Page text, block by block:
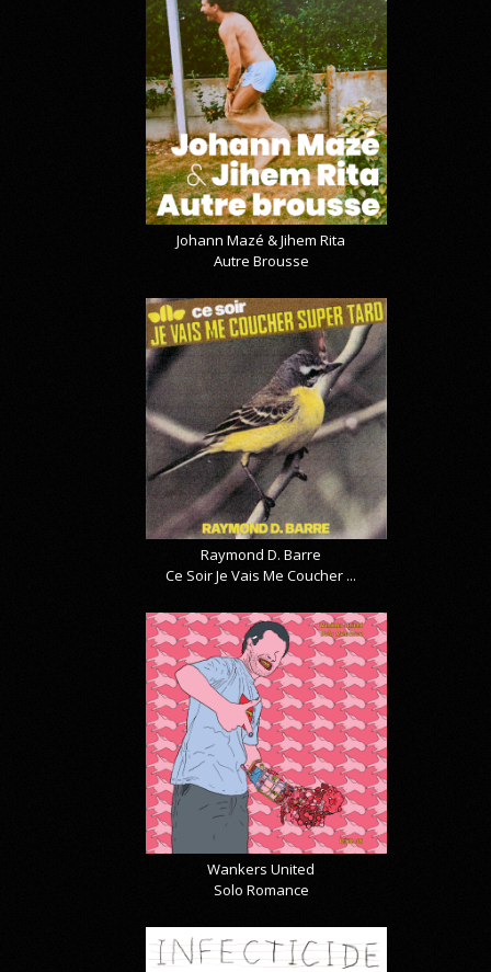
Johann Mazé & Jihem Rita
Autre Brousse
Raymond D. Barre
Ce Soir Je Vais Me Coucher ...
Wankers United
Solo Romance